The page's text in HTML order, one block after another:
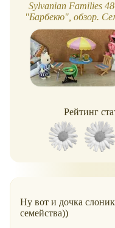
Sylvanian Families
"Барбекю", обзор.
кошек в сборе!
Рейтинг
Ну вот и дочка
семейства))